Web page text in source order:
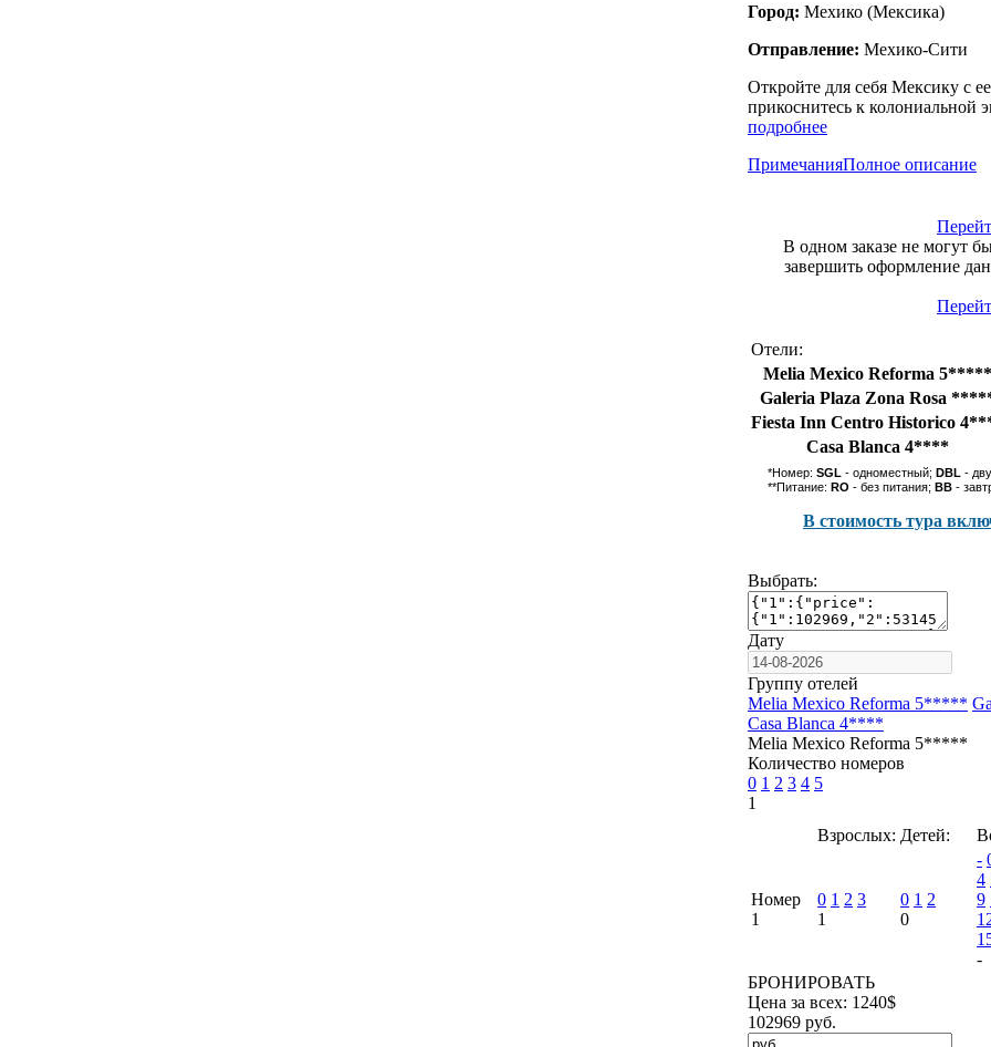
Город: Мехико (Мексика)
Отправление: Мехико-Сити
Откройте для себя Мексику с
прикоснитесь к колониальной
подробнее
ПримечанияПолное описание
В одном заказе не могут
завершить оформление
Отели:
Melia Mexico Reforma 5*****
Galeria Plaza Zona Rosa
Fiesta Inn Centro Historico
Casa Blanca 4****
*Номер: SGL - одноместный; DBL -
**Питание: RO - без питания; BB -
В стоимость тура
Выбрать:
Дату
Группу отелей
Melia Mexico Reforma 5*****
Casa Blanca 4****
Melia Mexico Reforma 5*****
Количество номеров
0 1 2 3 4 5
1
Взрослых: Детей:
Номер
1
0 1 2 3
1
0 1 2
0
-
4
9
-
БРОНИРОВАТЬ
Цена за всех: 1240$
102969 руб.